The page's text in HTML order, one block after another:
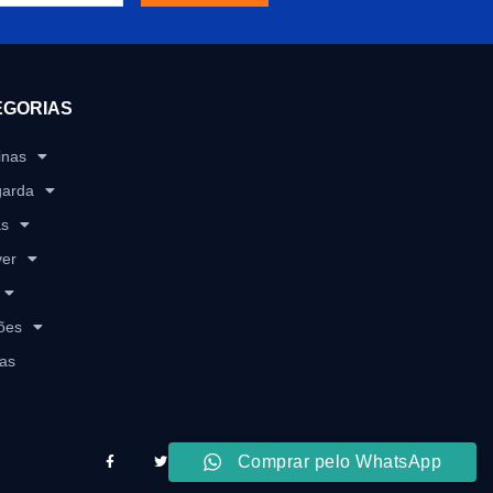
Comprar pelo WhatsApp